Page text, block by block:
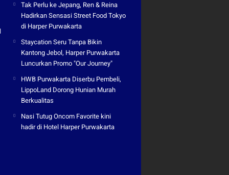
Tak Perlu ke Jepang, Ren & Reina
Hadirkan Sensasi Street Food Tokyo
di Harper Purwakarta
Staycation Seru Tanpa Bikin
Kantong Jebol, Harper Purwakarta
Luncurkan Promo "Our Journey"
HWB Purwakarta Diserbu Pembeli,
LippoLand Dorong Hunian Murah
Berkualitas
Nasi Tutug Oncom Favorite kini
hadir di Hotel Harper Purwakarta